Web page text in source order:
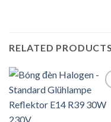
RELATED PRODUCTS